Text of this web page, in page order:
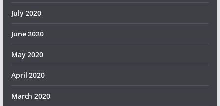
July 2020
June 2020
May 2020
April 2020
March 2020